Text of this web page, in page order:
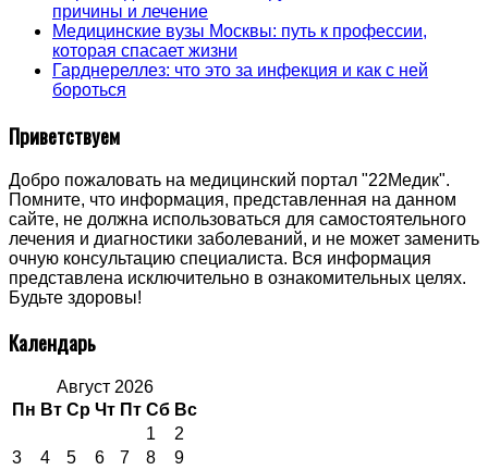
причины и лечение
Медицинские вузы Москвы: путь к профессии,
которая спасает жизни
Гарднереллез: что это за инфекция и как с ней
бороться
Приветствуем
Добро пожаловать на медицинский портал "22Медик".
Помните, что информация, представленная на данном
сайте, не должна использоваться для самостоятельного
лечения и диагностики заболеваний, и не может заменить
очную консультацию специалиста. Вся информация
представлена исключительно в ознакомительных целях.
Будьте здоровы!
Календарь
Август 2026
Пн Вт Ср Чт Пт Сб Вс
1
2
3
4 5 6 7 8
9